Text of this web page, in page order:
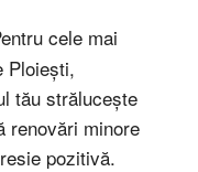
cele mai
Ploiești,
tău strălucește
renovări minore
pozitivă.